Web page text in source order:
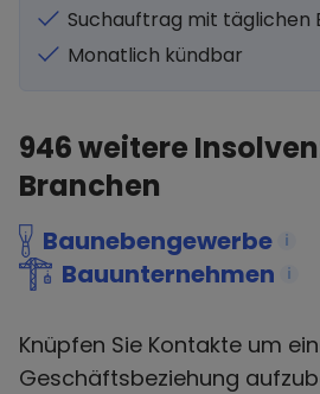
Suchauftrag mit täglichen
Monatlich kündbar
946weitere
Branchen
Baunebengewerbe i
Bauunternehmen i
Knüpfen Sie Kontakte um
Geschäftsbeziehung